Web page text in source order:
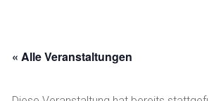
« Alle Veranstaltungen